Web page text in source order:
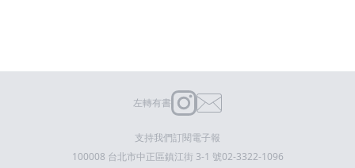
左轉有書
支持我們訂閱電子報
100008 台北市中正區鎮江街 3-1 號02-3322-1096